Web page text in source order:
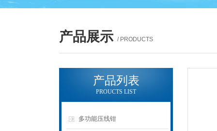
产品展示 / PRODUCTS
产品列表
PROUCTS LIST
多功能压线钳